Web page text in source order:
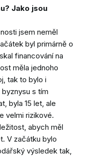
Jako jsou
jsem neměl
byl primárně o
financování na
měla jednoho
tak to bylo i
s tím
byla 15 let, ale
velmi rizikové.
abych měl
V začátku bylo
výsledek tak,